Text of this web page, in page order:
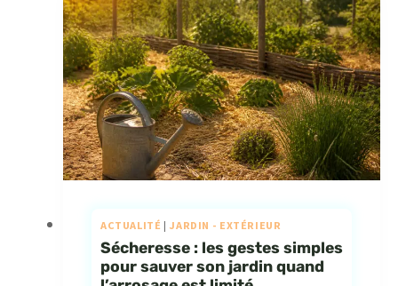
ACTUALITÉ | JARDIN - EXTÉRIEUR
Sécheresse : les gestes simples
pour sauver son jardin quand